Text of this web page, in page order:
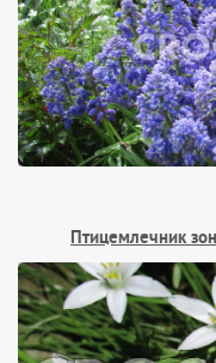
Птицемлечник